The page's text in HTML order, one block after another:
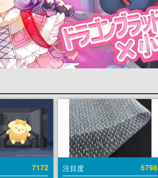
7172 注目度 6798